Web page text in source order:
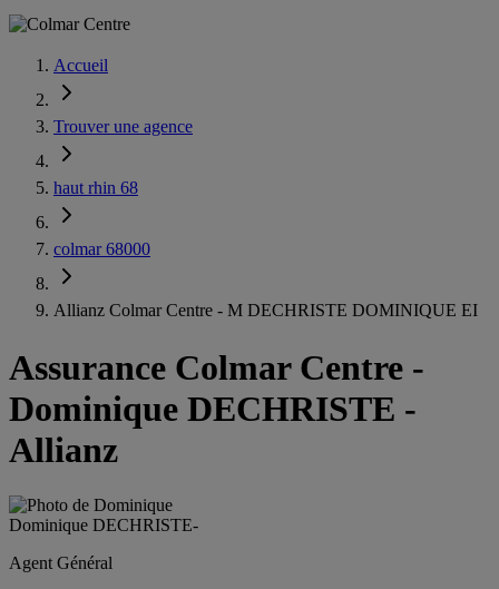
Accueil
Trouver une agence
haut rhin 68
colmar 68000
Allianz Colmar Centre - M DECHRISTE DOMINIQUE EI
Assurance Colmar Centre -
Dominique DECHRISTE -
Allianz
Dominique DECHRISTE-
Agent Général